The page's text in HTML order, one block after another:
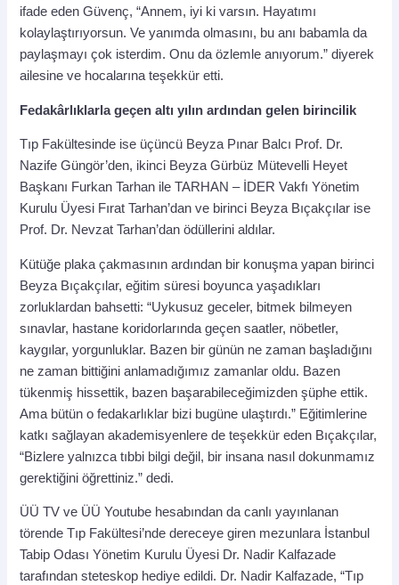
ifade eden Güvenç, “Annem, iyi ki varsın. Hayatımı
kolaylaştırıyorsun. Ve yanımda olmasını, bu anı babamla da
paylaşmayı çok isterdim. Onu da özlemle anıyorum.” diyerek
ailesine ve hocalarına teşekkür etti.
Fedakârlıklarla geçen altı yılın ardından gelen birincilik
Tıp Fakültesinde ise üçüncü Beyza Pınar Balcı Prof. Dr.
Nazife Güngör’den, ikinci Beyza Gürbüz Mütevelli Heyet
Başkanı Furkan Tarhan ile TARHAN – İDER Vakfı Yönetim
Kurulu Üyesi Fırat Tarhan’dan ve birinci Beyza Bıçakçılar ise
Prof. Dr. Nevzat Tarhan’dan ödüllerini aldılar.
Kütüğe plaka çakmasının ardından bir konuşma yapan birinci
Beyza Bıçakçılar, eğitim süresi boyunca yaşadıkları
zorluklardan bahsetti: “Uykusuz geceler, bitmek bilmeyen
sınavlar, hastane koridorlarında geçen saatler, nöbetler,
kaygılar, yorgunluklar. Bazen bir günün ne zaman başladığını
ne zaman bittiğini anlamadığımız zamanlar oldu. Bazen
tükenmiş hissettik, bazen başarabileceğimizden şüphe ettik.
Ama bütün o fedakarlıklar bizi bugüne ulaştırdı.” Eğitimlerine
katkı sağlayan akademisyenlere de teşekkür eden Bıçakçılar,
“Bizlere yalnızca tıbbi bilgi değil, bir insana nasıl dokunmamız
gerektiğini öğrettiniz.” dedi.
ÜÜ TV ve ÜÜ Youtube hesabından da canlı yayınlanan
törende Tıp Fakültesi’nde dereceye giren mezunlara İstanbul
Tabip Odası Yönetim Kurulu Üyesi Dr. Nadir Kalfazade
tarafından steteskop hediye edildi. Dr. Nadir Kalfazade, “Tıp